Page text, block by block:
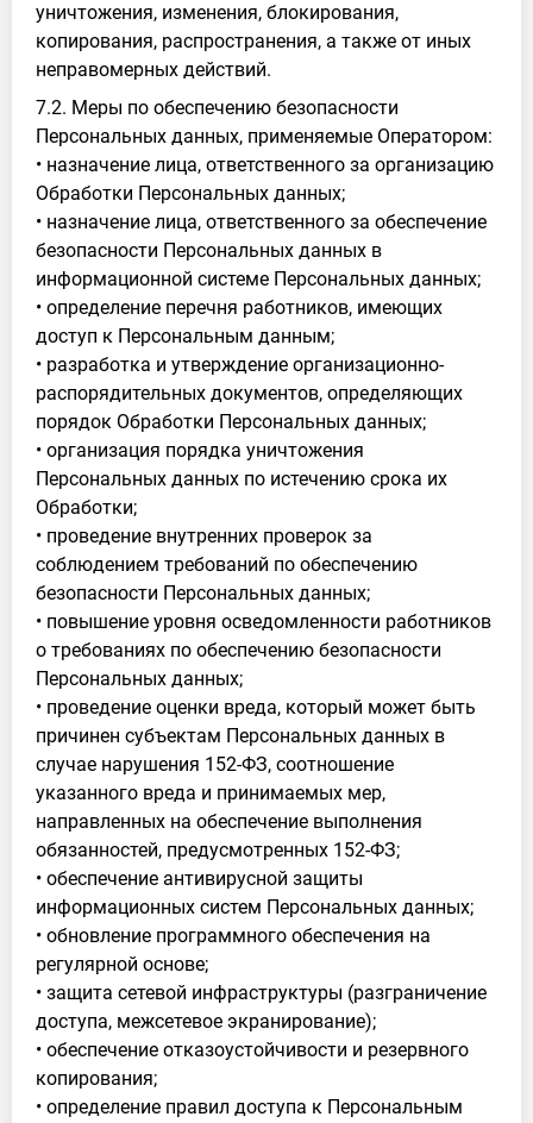
уничтожения, изменения, блокирования,
копирования, распространения, а также от иных
неправомерных действий.
7.2. Меры по обеспечению безопасности
Персональных данных, применяемые Оператором:
• назначение лица, ответственного за организацию
Обработки Персональных данных;
• назначение лица, ответственного за обеспечение
безопасности Персональных данных в
информационной системе Персональных данных;
• определение перечня работников, имеющих
доступ к Персональным данным;
• разработка и утверждение организационно-
распорядительных документов, определяющих
порядок Обработки Персональных данных;
• организация порядка уничтожения
Персональных данных по истечению срока их
Обработки;
• проведение внутренних проверок за
соблюдением требований по обеспечению
безопасности Персональных данных;
• повышение уровня осведомленности работников
о требованиях по обеспечению безопасности
Персональных данных;
• проведение оценки вреда, который может быть
причинен субъектам Персональных данных в
случае нарушения 152-ФЗ, соотношение
указанного вреда и принимаемых мер,
направленных на обеспечение выполнения
обязанностей, предусмотренных 152-ФЗ;
• обеспечение антивирусной защиты
информационных систем Персональных данных;
• обновление программного обеспечения на
регулярной основе;
• защита сетевой инфраструктуры (разграничение
доступа, межсетевое экранирование);
• обеспечение отказоустойчивости и резервного
копирования;
• определение правил доступа к Персональным